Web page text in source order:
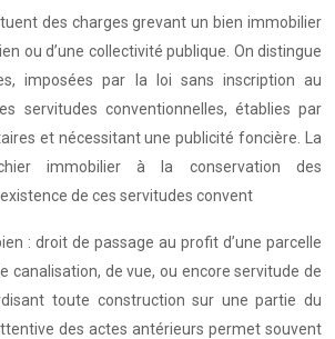
des charges grevant un bien immobilier
ou d’une collectivité publique. On distingue
imposées par la loi sans inscription au
servitudes conventionnelles, établies par
et nécessitant une publicité foncière. La
immobilier à la conservation des
de ces servitudes convent
: droit de passage au profit d’une parcelle
canalisation, de vue, ou encore servitude de
toute construction sur une partie du
des actes antérieurs permet souvent